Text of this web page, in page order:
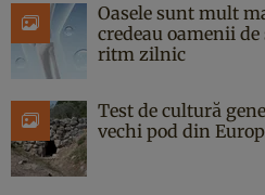
Oasele sunt mult
credeau oamenii
ritm zilnic
Test de cultură
vechi pod din